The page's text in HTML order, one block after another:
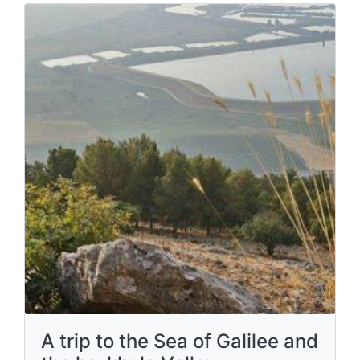
A trip to the Sea of ​​Galilee and